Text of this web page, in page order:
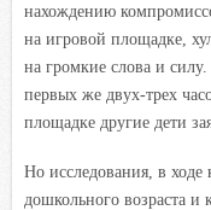
нахождению
на игровой площадке,
на громкие слова и
первых же двух-трех
площадке другие дети
Но исследования, в ходе
дошкольного возраста и